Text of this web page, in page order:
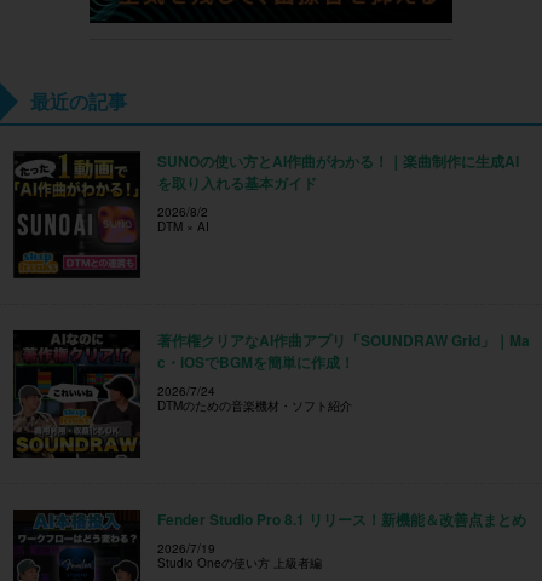
最近の記事
SUNOの使い方とAI作曲がわかる！｜楽曲制作に生成AI
を取り入れる基本ガイド
2026/8/2
DTM × AI
著作権クリアなAI作曲アプリ「SOUNDRAW Grid」｜Ma
c・iOSでBGMを簡単に作成！
2026/7/24
DTMのための音楽機材・ソフト紹介
Fender Studio Pro 8.1 リリース！新機能＆改善点まとめ
2026/7/19
Studio Oneの使い方 上級者編